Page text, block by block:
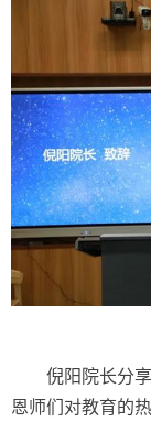
倪阳院长分
恩师们对教育的